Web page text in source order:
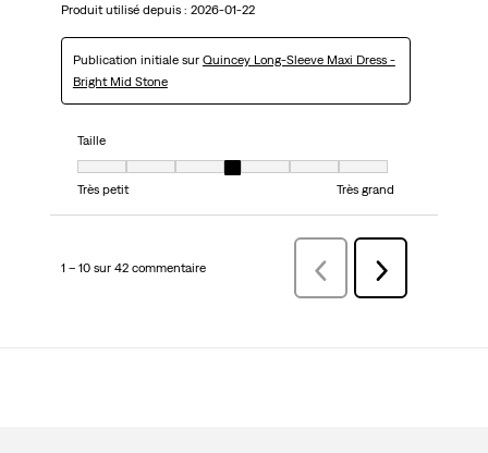
Produit utilisé depuis : 2026-01-22
Publication initiale sur Quincey Long-Sleeve Maxi Dress -
Bright Mid Stone
Taille
Très petit
Très grand
1 – 10 sur 42 commentaire Précédentcommentaire
Suivant
commentaire